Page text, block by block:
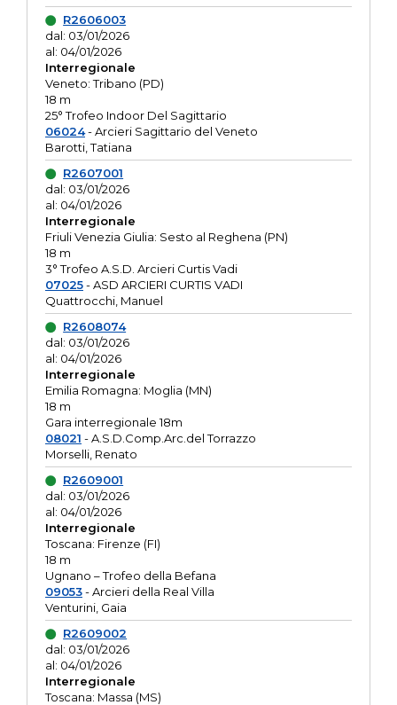
R2606003
dal: 03/01/2026
al: 04/01/2026
Interregionale
Veneto: Tribano (PD)
18 m
25° Trofeo Indoor Del Sagittario
06024- Arcieri Sagittario del Veneto
Barotti, Tatiana
R2607001
dal: 03/01/2026
al: 04/01/2026
Interregionale
Friuli Venezia Giulia: Sesto al Reghena (PN)
18 m
3° Trofeo A.S.D. Arcieri Curtis Vadi
07025- ASD ARCIERI CURTIS VADI
Quattrocchi, Manuel
R2608074
dal: 03/01/2026
al: 04/01/2026
Interregionale
Emilia Romagna: Moglia (MN)
18 m
Gara interregionale 18m
08021 - A.S.D.Comp.Arc.del Torrazzo
Morselli, Renato
R2609001
dal: 03/01/2026
al: 04/01/2026
Interregionale
Toscana: Firenze (FI)
18 m
Ugnano – Trofeo della Befana
09053- Arcieri della Real Villa
Venturini, Gaia
R2609002
dal: 03/01/2026
al: 04/01/2026
Interregionale
Toscana: Massa (MS)